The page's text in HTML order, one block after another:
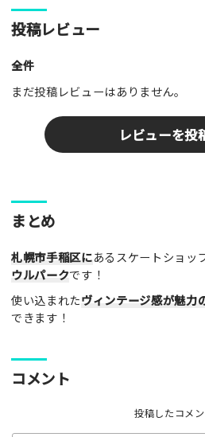
投稿レビュー
全件
まだ投稿レビューはありません。
レビューを投
ここのパークやスポットの感想をぜ
の参考となります！
レビュータイトル（※必須）
レビュー本文（※必須）
まとめ
札幌市手稲区にあるスケートショッ
ウルパークです！
使い込まれたヴィンテージ感が魅力
できます！
コメント
投稿したコメ